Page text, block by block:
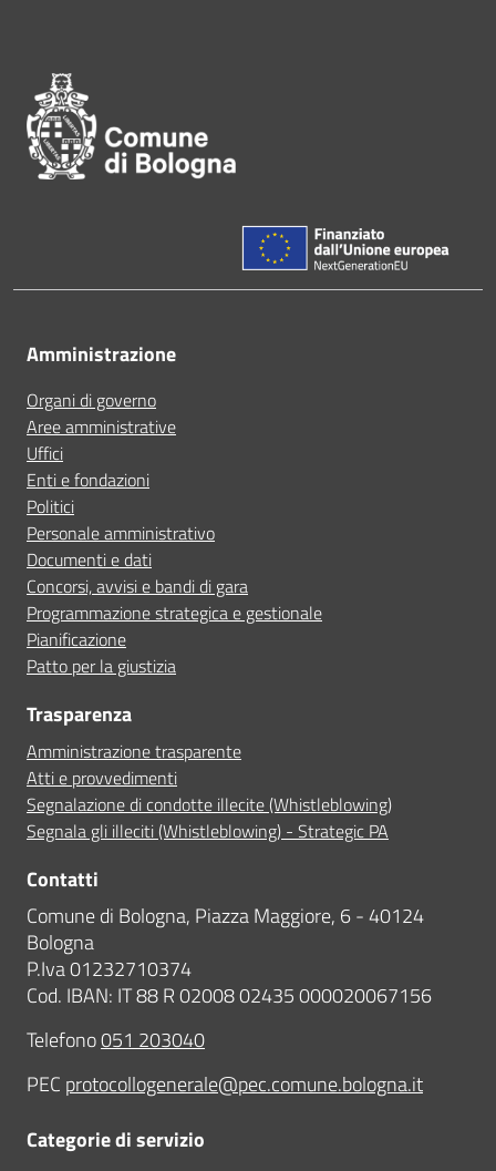
Amministrazione
Organi di governo
Aree amministrative
Uffici
Enti e fondazioni
Politici
Personale amministrativo
Documenti e dati
Concorsi, avvisi e bandi di gara
Programmazione strategica e gestionale
Pianificazione
Patto per la giustizia
Trasparenza
Amministrazione trasparente
Atti e provvedimenti
Segnalazione di condotte illecite (Whistleblowing)
Segnala gli illeciti (Whistleblowing) - Strategic PA
Contatti
Comune di Bologna, Piazza Maggiore, 6 - 40124
Bologna
P.Iva 01232710374
Cod. IBAN: IT 88 R 02008 02435 000020067156
Telefono051 203040
PEC protocollogenerale@pec.comune.bologna.it
Categorie di servizio